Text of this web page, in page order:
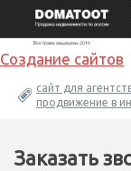
Создание сайтов
сайт для
продвижение в
Заказать